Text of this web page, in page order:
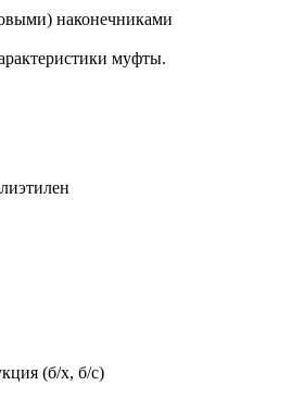
наконечниками
муфты.
(б/х, б/с)